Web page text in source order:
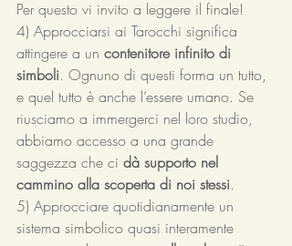
Per questo vi invito a leggere il finale!
4) Approcciarsi ai Tarocchi significa
attingere a un contenitore infinito di
simboli. Ognuno di questi forma un tutto,
e quel tutto è anche l’essere umano. Se
riusciamo a immergerci nel loro studio,
abbiamo accesso a una grande
saggezza che ci dà supporto nel
cammino alla scoperta di noi stessi.
5) Approcciare quotidianamente un
sistema simbolico quasi interamente